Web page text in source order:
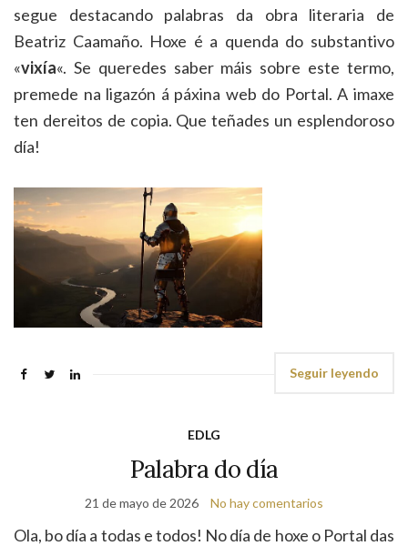
segue destacando palabras da obra literaria de
Beatriz Caamaño. Hoxe é a quenda do substantivo
«vixía«. Se queredes saber máis sobre este termo,
premede na ligazón á páxina web do Portal. A imaxe
ten dereitos de copia. Que teñades un esplendoroso
día!
Seguir leyendo
EDLG
Palabra do día
21 de mayo de 2026 No hay comentarios
Ola, bo día a todas e todos! No día de hoxe o Portal das